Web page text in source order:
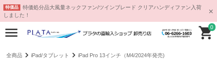
特価品
特価処分品大風量ネックファン/ツインブレード クリアハンディファン入荷
しました！
0
全商品 iPad/タブレット iPad Pro 13インチ（M4/2024年発売)